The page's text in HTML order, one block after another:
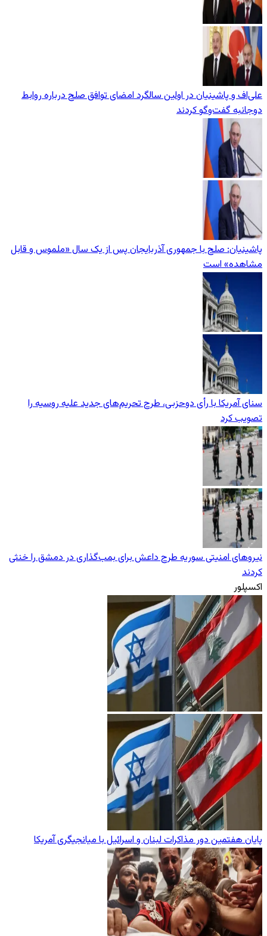
علی‌اف و پاشینیان در اولین سالگرد امضای توافق صلح درباره روابط
دوجانبه گفت‌وگو کردند
پاشینیان: صلح با جمهوری آذربایجان پس از یک سال «ملموس و قابل
مشاهده» است
سنای آمریکا با رأی دوحزبی، طرح تحریم‌های جدید علیه روسیه را
تصویب کرد
نیروهای امنیتی سوریه طرح داعش برای بمب‌گذاری در دمشق را خنثی
کردند
اکسپلور
پایان هفتمین دور مذاکرات لبنان و اسرائیل با میانجیگری آمریکا